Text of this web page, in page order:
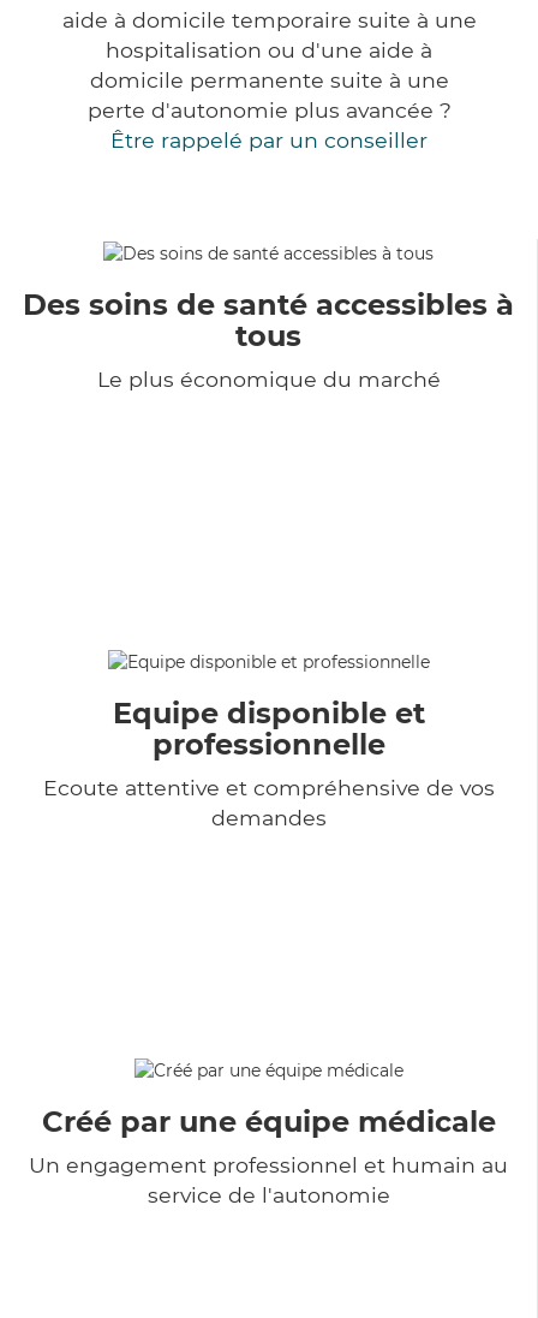
aide à domicile temporaire suite à une
hospitalisation ou d'une aide à
domicile permanente suite à une
perte d'autonomie plus avancée ?
Être rappelé par un conseiller
Des soins de santé accessibles à
tous
Le plus économique du marché
Equipe disponible et
professionnelle
Ecoute attentive et compréhensive de vos
demandes
Créé par une équipe médicale
Un engagement professionnel et humain au
service de l'autonomie